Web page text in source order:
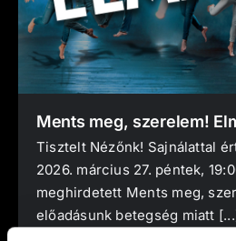
Ments meg, szerelem!
Tisztelt Nézőnk! Sajnálattal
2026. március 27. péntek,
meghirdetett Ments meg,
előadásunk betegség miatt